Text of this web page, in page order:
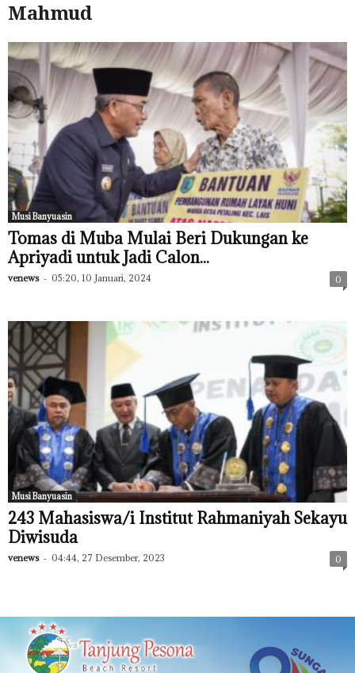
Mahmud
Musi Banyuasin
Tomas di Muba Mulai Beri Dukungan ke
Apriyadi untuk Jadi Calon...
venews - 05:20, 10 Januari, 2024 0
Musi Banyuasin
243 Mahasiswa/i Institut Rahmaniyah Sekayu
Diwisuda
venews - 04:44, 27 Desember, 2023 0